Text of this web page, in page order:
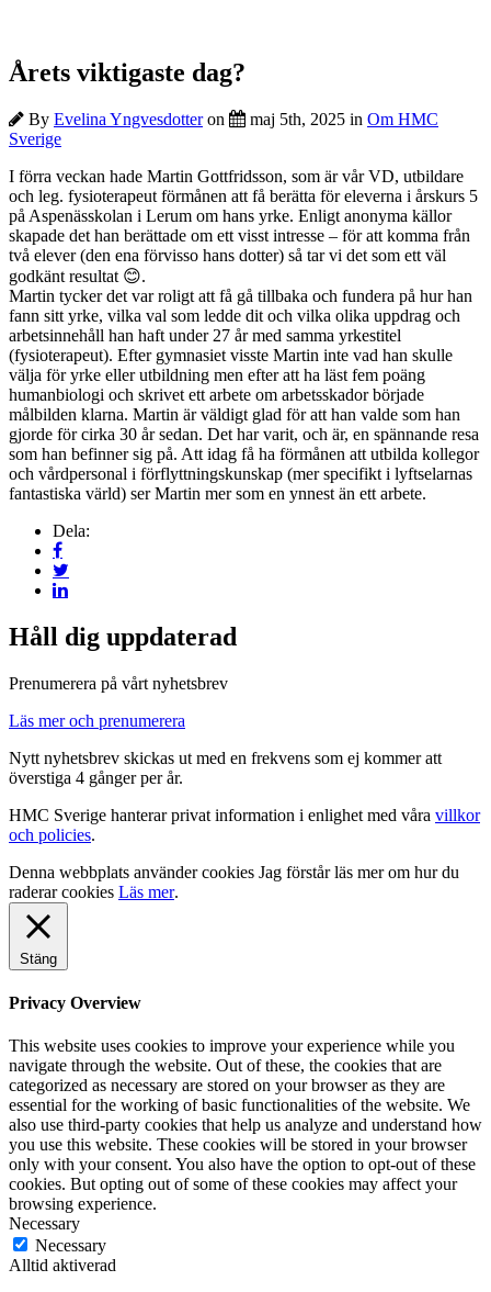
Årets viktigaste dag?
By Evelina Yngvesdotteron maj 5th, 2025 in Om HMC
Sverige
I förra veckan hade Martin Gottfridsson, som är vår VD, utbildare
och leg. fysioterapeut förmånen att få berätta för eleverna i årskurs 5
på Aspenässkolan i Lerum om hans yrke. Enligt anonyma källor
skapade det han berättade om ett visst intresse – för att komma från
två elever (den ena förvisso hans dotter) så tar vi det som ett väl
godkänt resultat 😊.
Martin tycker det var roligt att få gå tillbaka och fundera på hur han
fann sitt yrke, vilka val som ledde dit och vilka olika uppdrag och
arbetsinnehåll han haft under 27 år med samma yrkestitel
(fysioterapeut). Efter gymnasiet visste Martin inte vad han skulle
välja för yrke eller utbildning men efter att ha läst fem poäng
humanbiologi och skrivet ett arbete om arbetsskador började
målbilden klarna. Martin är väldigt glad för att han valde som han
gjorde för cirka 30 år sedan. Det har varit, och är, en spännande resa
som han befinner sig på. Att idag få ha förmånen att utbilda kollegor
och vårdpersonal i förflyttningskunskap (mer specifikt i lyftselarnas
fantastiska värld) ser Martin mer som en ynnest än ett arbete.
Dela:
Håll dig uppdaterad
Prenumerera på vårt nyhetsbrev
Läs mer och prenumerera
Nytt nyhetsbrev skickas ut med en frekvens som ej kommer att
överstiga 4 gånger per år.
HMC Sverige hanterar privat information i enlighet med våra villkor
och policies.
Denna webbplats använder cookies Jag förstårläs mer om hur du
raderar cookies Läs mer.
Stäng
Privacy Overview
This website uses cookies to improve your experience while you
navigate through the website. Out of these, the cookies that are
categorized as necessary are stored on your browser as they are
essential for the working of basic functionalities of the website. We
also use third-party cookies that help us analyze and understand how
you use this website. These cookies will be stored in your browser
only with your consent. You also have the option to opt-out of these
cookies. But opting out of some of these cookies may affect your
browsing experience.
Necessary
Necessary
Alltid aktiverad